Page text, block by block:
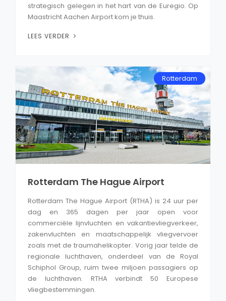
strategisch gelegen in het hart van de Euregio. Op
Maastricht Aachen Airport kom je thuis.
LEES VERDER
Rotterdam
Rotterdam The Hague Airport
Rotterdam The Hague Airport (RTHA) is 24 uur per
dag en 365 dagen per jaar open voor
commerciële lijnvluchten en vakantievliegverkeer,
zakenvluchten en maatschappelijk vliegvervoer
zoals met de traumahelikopter. Vorig jaar telde de
regionale luchthaven, onderdeel van de Royal
Schiphol Group, ruim twee miljoen passagiers op
de luchthaven. RTHA verbindt 50 Europese
vliegbestemmingen.